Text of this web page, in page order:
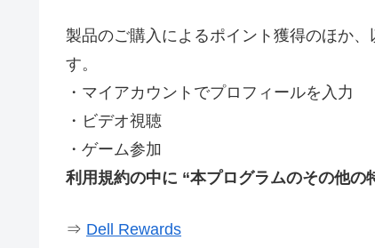
製品のご購入によるポイント獲得のほか
す。
・マイアカウントでプロフィールを入力
・ビデオ視聴
・ゲーム参加
利用規約の中に “本プログラムのその他の
⇒ Dell Rewards